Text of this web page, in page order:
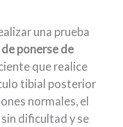
una prueba
ponerse de
que realice
tibial posterior
normales, el
dificultad y se